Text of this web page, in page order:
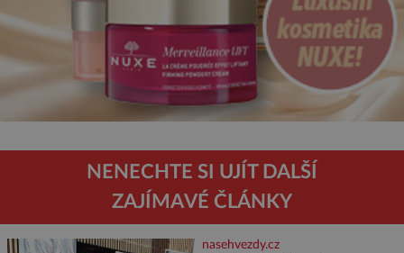
NENECHTE SI UJÍT DALŠÍ
ZAJÍMAVÉ ČLÁNKY
nasehvezdy.cz